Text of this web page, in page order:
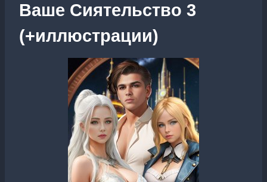
Ваше Сиятельство 3
(+иллюстрации)